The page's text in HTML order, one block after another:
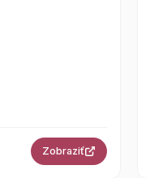
Zobraziť